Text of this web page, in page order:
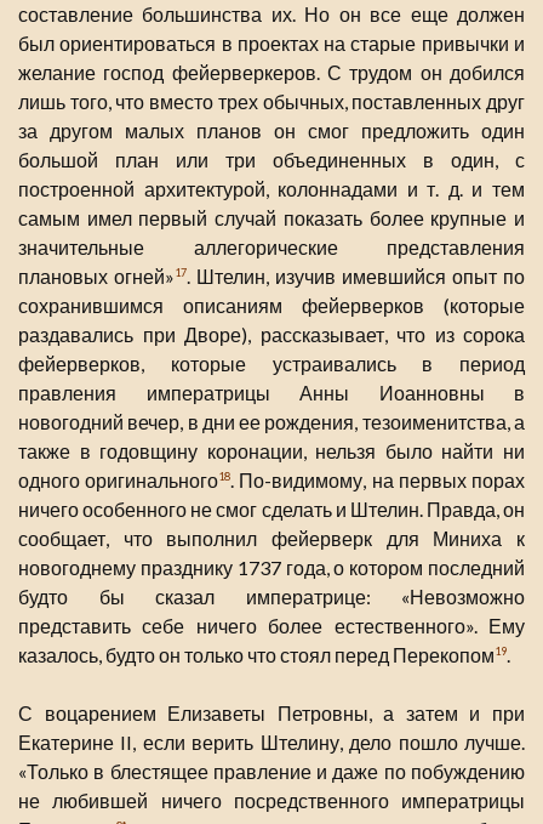
составление большинства их. Но он все еще должен
был ориентироваться в проектах на старые привычки и
желание господ фейерверкеров. С трудом он добился
лишь того, что вместо трех обычных, поставленных друг
за другом малых планов он смог предложить один
большой план или три объединенных в один, с
построенной архитектурой, колоннадами и т. д. и тем
самым имел первый случай показать более крупные и
значительные аллегорические представления
плановых огней»17. Штелин, изучив имевшийся опыт по
сохранившимся описаниям фейерверков (которые
раздавались при Дворе), рассказывает, что из сорока
фейерверков, которые устраивались в период
правления императрицы Анны Иоанновны в
новогодний вечер, в дни ее рождения, тезоименитства, а
также в годовщину коронации, нельзя было найти ни
одного оригинального18. По-видимому, на первых порах
ничего особенного не смог сделать и Штелин. Правда, он
сообщает, что выполнил фейерверк для Миниха к
новогоднему празднику 1737 года, о котором последний
будто бы сказал императрице: «Невозможно
представить себе ничего более естественного». Ему
казалось, будто он только что стоял перед Перекопом19.
С воцарением Елизаветы Петровны, а затем и при
Екатерине II, если верить Штелину, дело пошло лучше.
«Только в блестящее правление и даже по побуждению
не любившей ничего посредственного императрицы